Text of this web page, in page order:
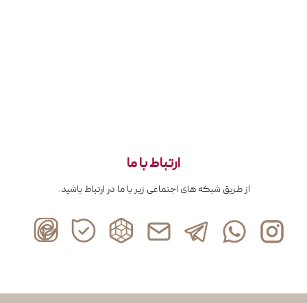
ارتباط با ما
از طریق شبکه های اجتماعی زیر با ما در ارتباط باشید.